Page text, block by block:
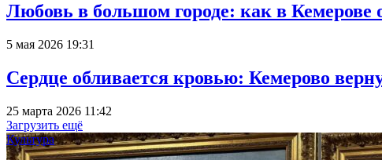
Любовь в большом городе: как в Кемерове
5 мая 2026 19:31
Сердце обливается кровью: Кемерово
25 марта 2026 11:42
Загрузить ещё
Культура